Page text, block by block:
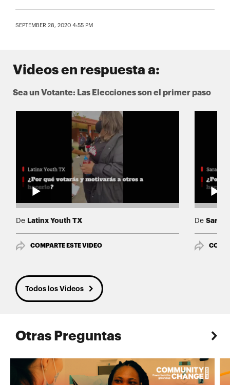
SEPTEMBER 28, 2020 4:55 PM
Videos en respuesta a:
Sea un Votante: Las Elecciones son el primer paso
De Latinx Youth TX
COMPARTE ESTE VIDEO
De Sarai
Todos los Videos
Otras Preguntas